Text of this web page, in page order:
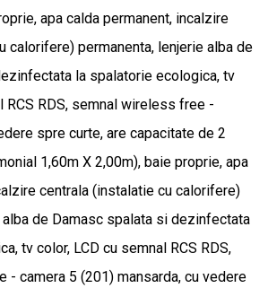
apa calda permanent, incalzire
calorifere) permanenta, lenjerie alba de
la spalatorie ecologica, tv
RCS RDS, semnal wireless free -
spre curte, are capacitate de 2
1,60m X 2,00m), baie proprie, apa
centrala (instalatie cu calorifere)
de Damasc spalata si dezinfectata
tv color, LCD cu semnal RCS RDS,
- camera 5 (201) mansarda, cu vedere